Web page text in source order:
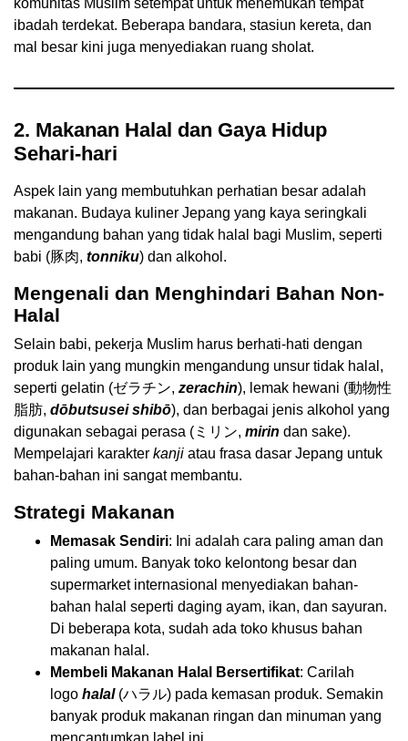
ibadah terdekat. Beberapa bandara, stasiun kereta, dan
mal besar kini juga menyediakan ruang sholat.
2. Makanan Halal dan Gaya Hidup
Sehari-hari
Aspek lain yang membutuhkan perhatian besar adalah
makanan. Budaya kuliner Jepang yang kaya seringkali
mengandung bahan yang tidak halal bagi Muslim, seperti
babi (豚肉, tonniku) dan alkohol.
Mengenali dan Menghindari Bahan Non-
Halal
Selain babi, pekerja Muslim harus berhati-hati dengan
produk lain yang mungkin mengandung unsur tidak halal,
seperti gelatin (ゼラチン, zerachin), lemak hewani (動物性
脂肪, dōbutsusei shibō), dan berbagai jenis alkohol yang
digunakan sebagai perasa (ミリン, mirin dan sake).
Mempelajari karakter kanji atau frasa dasar Jepang untuk
bahan-bahan ini sangat membantu.
Strategi Makanan
Memasak Sendiri: Ini adalah cara paling aman dan
paling umum. Banyak toko kelontong besar dan
supermarket internasional menyediakan bahan-
bahan halal seperti daging ayam, ikan, dan sayuran.
Di beberapa kota, sudah ada toko khusus bahan
makanan halal.
Membeli Makanan Halal Bersertifikat: Carilah
logo halal(ハラル) pada kemasan produk. Semakin
banyak produk makanan ringan dan minuman yang
mencantumkan label ini.